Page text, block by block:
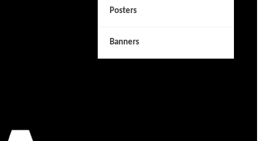
Posters
Banners